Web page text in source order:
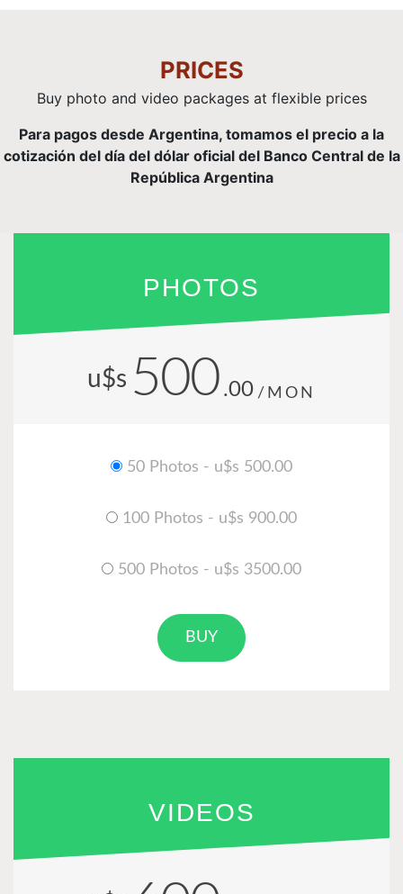
PRICES
Buy photo and video packages at flexible prices
Para pagos desde Argentina, tomamos el precio a la
cotización del día del dólar oficial del Banco Central de la
República Argentina
PHOTOS
u$s 500 .00 /MON
50 Photos - u$s 500.00
100 Photos - u$s 900.00
500 Photos - u$s 3500.00
BUY
VIDEOS